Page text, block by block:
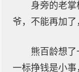
身旁的老
爷，不能再加
熊百龄想
一标挣钱是小